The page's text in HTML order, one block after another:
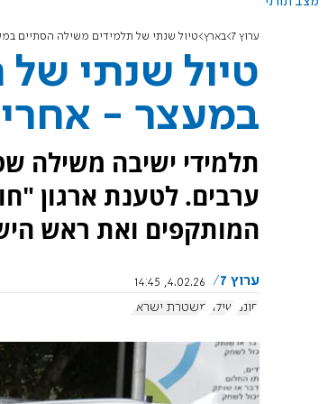
ערוץ 7 בארץ טיול שנתי של תלמידים משילה הסתיים
טיול שנתי
במעצר - אחרי
תלמידי ישיבה משילה
ערבים. לטענת ארגון
המותקפים ואת ראש
ערוץ 7
4.02.26, 14:45
חוננו
שילה משטרת ישראל